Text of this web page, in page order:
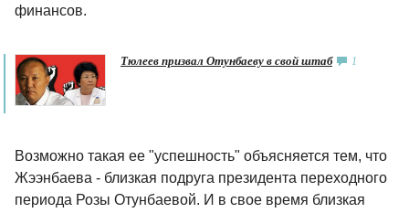
финансов.
Тюлеев призвал Отунбаеву в свой штаб 1
Возможно такая ее "успешность" объясняется тем, что
Жээнбаева - близкая подруга президента переходного
периода Розы Отунбаевой. И в свое время близкая